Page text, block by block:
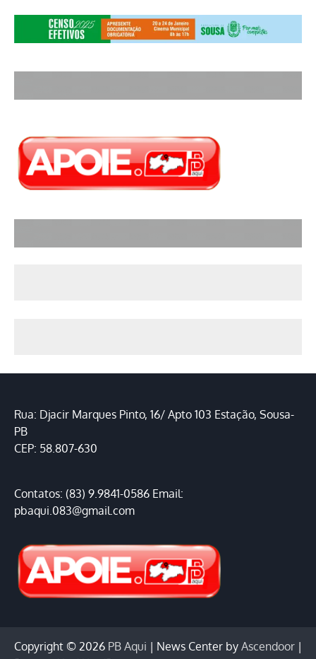
Rua: Djacir Marques Pinto, 16/ Apto 103 Estação, Sousa-
PB
CEP: 58.807-630
Contatos: (83) 9.9841-0586 Email:
pbaqui.083@gmail.com
Copyright © 2026 PB Aqui | News Center by Ascendoor |